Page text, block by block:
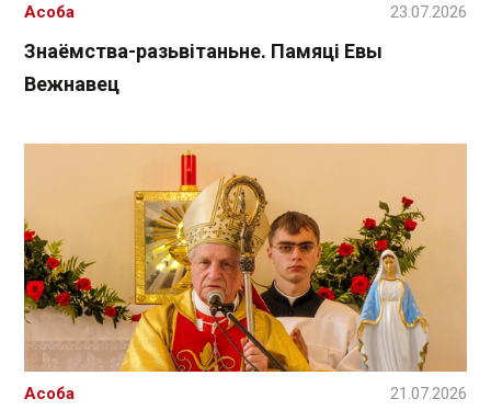
Знаёмства-разьвітаньне. Памяці Евы
Вежнавец
Асоба 23.07.2026
Асоба 21.07.2026